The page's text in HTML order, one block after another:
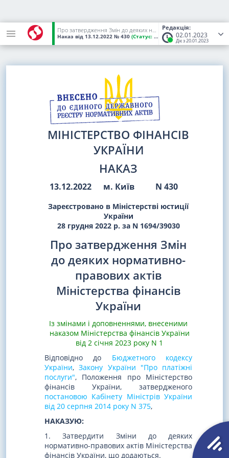
Редакція:
02.01.2023
Діє з 20.01.2023
Про затвердження Змін до деяких нормативно-правових актів Міністерства фінансів України
Наказ від 13.12.2022 № 430 (Статус:
МІНІСТЕРСТВО ФІНАНСІВ
УКРАЇНИ
НАКАЗ
13.12.2022 м. Київ N 430
Зареєстровано в Міністерстві юстиції
України
28 грудня 2022 р. за N 1694/39030
Про затвердження Змін
до деяких нормативно-
правових актів
Міністерства фінансів
України
Із змінами і доповненнями, внесеними
наказом Міністерства фінансів України
від 2 січня 2023 року N 1
Відповідно до Бюджетного кодексу
України,Закону України "Про платіжні
послуги", Положення про Міністерство
фінансів України, затвердженого
постановою Кабінету Міністрів України
від 20 серпня 2014 року N 375,
НАКАЗУЮ:
1. Затвердити Зміни до деяких
нормативно-правових актів Міністерства
фінансів України, що додаються.